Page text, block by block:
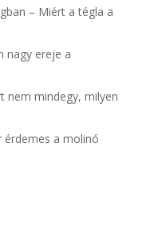
– Miért a tégla a
nagy ereje a
nem mindegy, milyen
érdemes a molinó